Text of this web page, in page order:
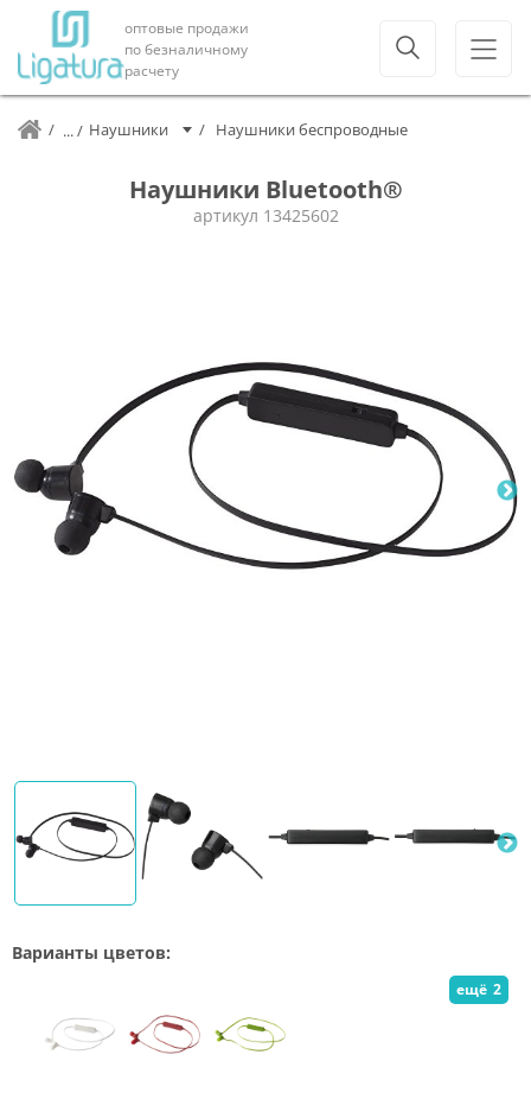
оптовые продажи
по безналичному
расчету
Наушники Наушники беспроводные
Наушники Bluetooth®
артикул 13425602
Варианты цветов:
ещё 2